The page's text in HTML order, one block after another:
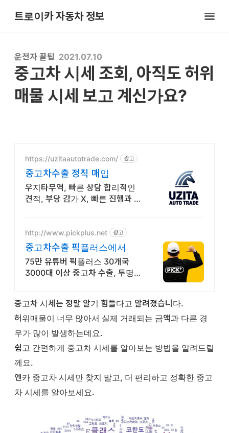
트로이카 자동차 정보
중고차 시세 조회, 아직도 허위
매물 시세 보고 계신가요?
운전자 꿀팁 2021.07.10
https://uzitaautotrade.com/ 광고
중고차수출 정직 매입
우지타무역, 빠른 상담 합리적인
견적, 부당 감가 X, 빠른 진행과 빠
http://www.pickplus.net 광고
중고차수출 픽플러스에서
75만 유튜버 픽플러스 30개국
3000대 이상 중고차 수출, 투명한
중고차 시세는 정말 알기 힘들다고 알려졌습니다.
허위매물이 너무 많아서 실제 거래되는 금액과 다른 경
우가 많이 발생하는데요.
쉽고 간편하게 중고차 시세를 알아보는 방법을 알려드릴
께요.
엔카 중고차 시세만 찾지 말고, 더 편리하고 정확한 중고
차 시세를 알아보세요.